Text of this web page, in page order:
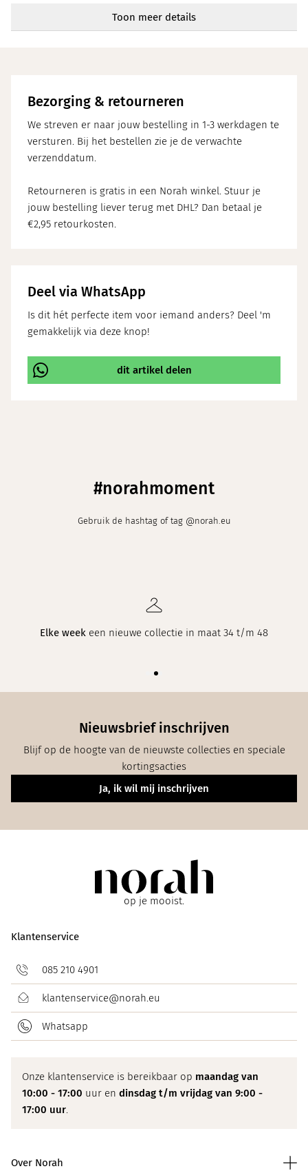
Taille
Artikelnummer
Toon meer details
Bezorging & retourneren
We streven er naar jouw bestelling in 1-3 werkdagen te
versturen. Bij het bestellen zie je de verwachte
verzenddatum.
Retourneren is gratis in een Norah winkel. Stuur je
jouw bestelling liever terug met DHL? Dan betaal je
€2,95 retourkosten.
Deel via WhatsApp
Is dit hét perfecte item voor iemand anders? Deel 'm
gemakkelijk via deze knop!
dit artikel delen
#norahmoment
Gebruik de hashtag of tag @norah.eu
Elke week een nieuwe collectie in maat 34 t/m 48
Nieuwsbrief inschrijven
Blijf op de hoogte van de nieuwste collecties en speciale
kortingsacties
Ja, ik wil mij inschrijven
op je mooist.
Klantenservice
085 210 4901
klantenservice@norah.eu
Whatsapp
Onze klantenservice is bereikbaar op maandag van
10:00 - 17:00 uur en dinsdag t/m vrijdag van 9:00 -
17:00 uur.
Over Norah